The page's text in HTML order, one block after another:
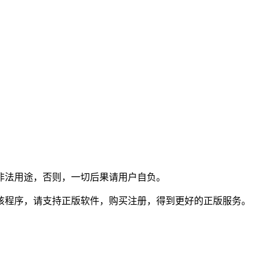
用途，否则，一切后果请用户自负。
序，请支持正版软件，购买注册，得到更好的正版服务。